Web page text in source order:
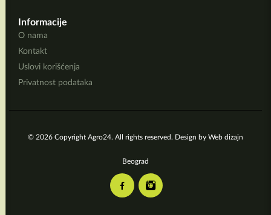
Informacije
O nama
Kontakt
Uslovi korišćenja
Privatnost podataka
© 2026 Copyright Agro24. All rights reserved. Design by Web dizajn
Beograd